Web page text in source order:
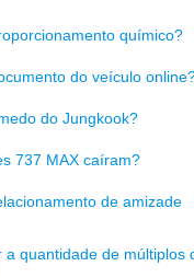
químico?
do veículo
do Jungkook?
737 MAX caíram?
de amizade
a quantidade de múltiplos